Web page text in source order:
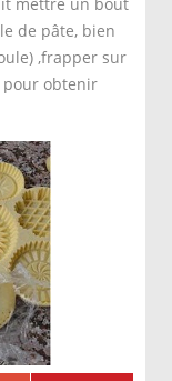
de pâte, bien
,frapper sur
pour obtenir
dans